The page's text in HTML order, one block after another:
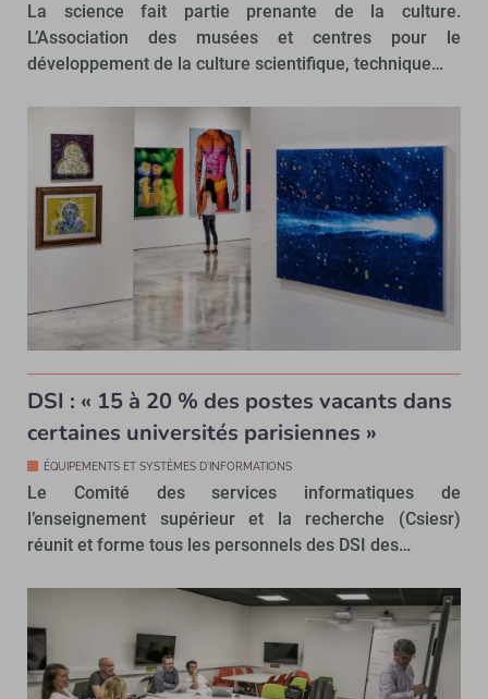
La science fait partie prenante de la culture.
L’Association des musées et centres pour le
développement de la culture scientifique, technique…
DSI : « 15 à 20 % des postes vacants dans
certaines universités parisiennes »
ÉQUIPEMENTS ET SYSTÈMES D'INFORMATIONS
Le Comité des services informatiques de
l’enseignement supérieur et la recherche (Csiesr)
réunit et forme tous les personnels des DSI des…